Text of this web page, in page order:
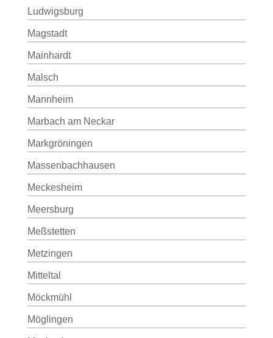
Ludwigsburg
Magstadt
Mainhardt
Malsch
Mannheim
Marbach am Neckar
Markgröningen
Massenbachhausen
Meckesheim
Meersburg
Meßstetten
Metzingen
Mitteltal
Möckmühl
Möglingen